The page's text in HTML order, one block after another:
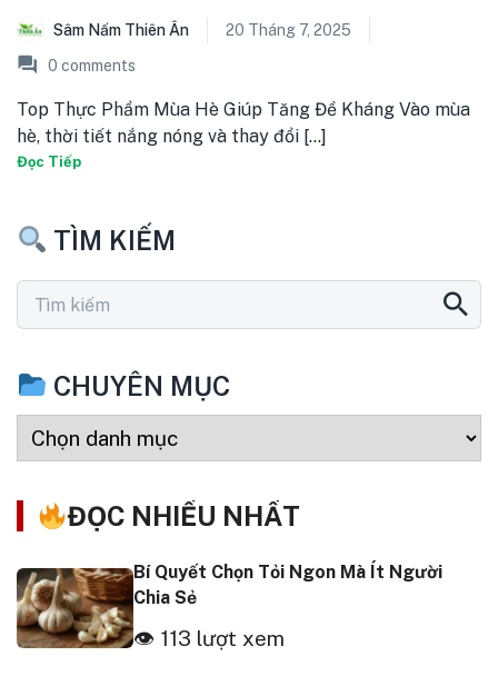
Sâm Nấm Thiên Ân
20 Tháng 7, 2025
0 comments
Top Thực Phẩm Mùa Hè Giúp Tăng Đề Kháng Vào mùa
hè, thời tiết nắng nóng và thay đổi [...]
Đọc Tiếp
TÌM KIẾM
CHUYÊN MỤC
ĐỌC NHIỀU NHẤT
Bí Quyết Chọn Tỏi Ngon Mà Ít Người
Chia Sẻ
👁 113 lượt xem